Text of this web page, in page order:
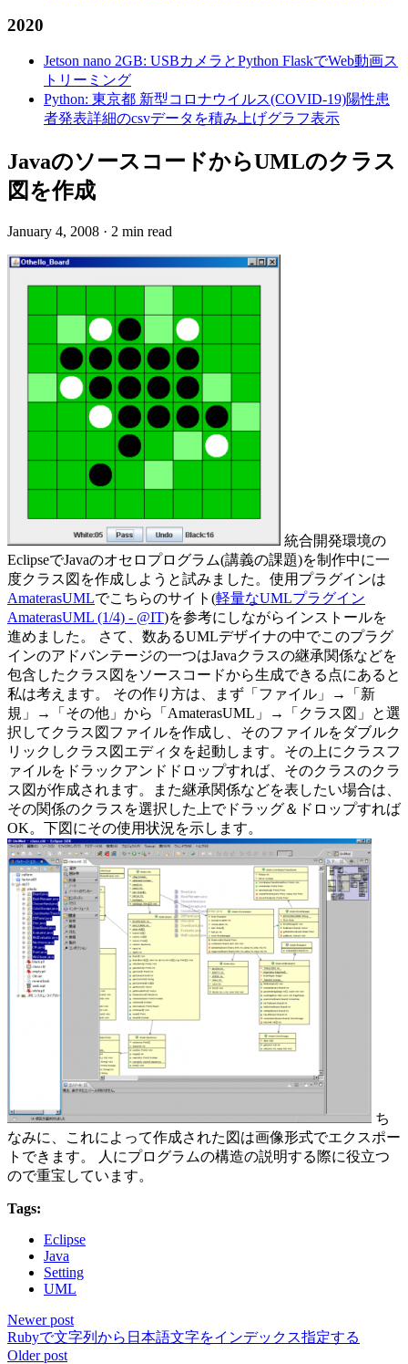
2020
Jetson nano 2GB: USBカメラとPython FlaskでWeb動画ス
トリーミング
Python: 東京都 新型コロナウイルス(COVID-19)陽性患
者発表詳細のcsvデータを積み上げグラフ表示
JavaのソースコードからUMLのクラス
図を作成
January 4, 2008 · 2 min read
統合開発環境の
EclipseでJavaのオセロプログラム(講義の課題)を制作中に一
度クラス図を作成しようと試みました。使用プラグインは
AmaterasUMLでこちらのサイト(軽量なUMLプラグイン
AmaterasUML (1/4) - @IT)を参考にしながらインストールを
進めました。 さて、数あるUMLデザイナの中でこのプラグ
インのアドバンテージの一つはJavaクラスの継承関係などを
包含したクラス図をソースコードから生成できる点にあると
私は考えます。 その作り方は、まず「ファイル」→「新
規」→「その他」から「AmaterasUML」→「クラス図」と選
択してクラス図ファイルを作成し、そのファイルをダブルク
リックしクラス図エディタを起動します。その上にクラスフ
ァイルをドラックアンドドロップすれば、そのクラスのクラ
ス図が作成されます。また継承関係などを表したい場合は、
その関係のクラスを選択した上でドラッグ＆ドロップすれば
OK。下図にその使用状況を示します。
ち
なみに、これによって作成された図は画像形式でエクスポー
トできます。 人にプログラムの構造の説明する際に役立つ
ので重宝しています。
Tags:
Eclipse
Java
Setting
UML
Newer post
Rubyで文字列から日本語文字をインデックス指定する
Older post